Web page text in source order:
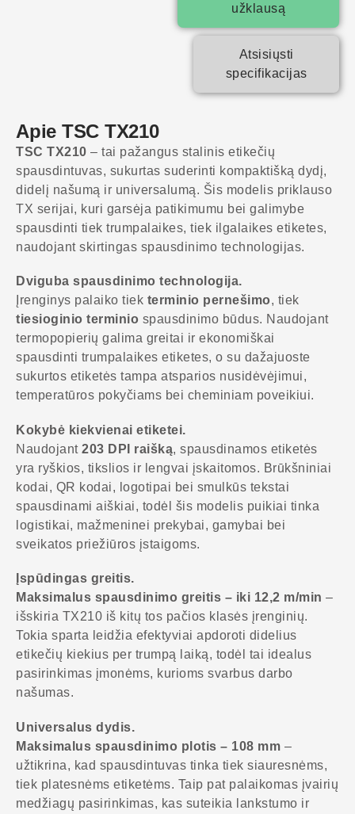
užklausą
Atsisiųsti
specifikacijas
Apie TSC TX210
TSC TX210 – tai pažangus stalinis etikečių
spausdintuvas, sukurtas suderinti kompaktišką dydį,
didelį našumą ir universalumą. Šis modelis priklauso
TX serijai, kuri garsėja patikimumu bei galimybe
spausdinti tiek trumpalaikes, tiek ilgalaikes etiketes,
naudojant skirtingas spausdinimo technologijas.
Dviguba spausdinimo technologija.
Įrenginys palaiko tiek terminio pernešimo, tiek
tiesioginio terminio spausdinimo būdus. Naudojant
termopopierių galima greitai ir ekonomiškai
spausdinti trumpalaikes etiketes, o su dažajuoste
sukurtos etiketės tampa atsparios nusidėvėjimui,
temperatūros pokyčiams bei cheminiam poveikiui.
Kokybė kiekvienai etiketei.
Naudojant 203 DPI raišką, spausdinamos etiketės
yra ryškios, tikslios ir lengvai įskaitomos. Brūkšniniai
kodai, QR kodai, logotipai bei smulkūs tekstai
spausdinami aiškiai, todėl šis modelis puikiai tinka
logistikai, mažmeninei prekybai, gamybai bei
sveikatos priežiūros įstaigoms.
Įspūdingas greitis.
Maksimalus spausdinimo greitis – iki 12,2 m/min –
išskiria TX210 iš kitų tos pačios klasės įrenginių.
Tokia sparta leidžia efektyviai apdoroti didelius
etikečių kiekius per trumpą laiką, todėl tai idealus
pasirinkimas įmonėms, kurioms svarbus darbo
našumas.
Universalus dydis.
Maksimalus spausdinimo plotis – 108 mm –
užtikrina, kad spausdintuvas tinka tiek siauresnėms,
tiek platesnėms etiketėms. Taip pat palaikomas įvairių
medžiagų pasirinkimas, kas suteikia lankstumo ir